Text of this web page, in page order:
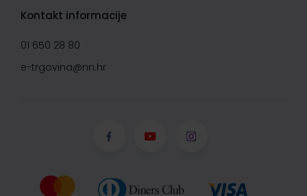
Kontakt informacije
01 650 28 80
e-trgovina@nn.hr